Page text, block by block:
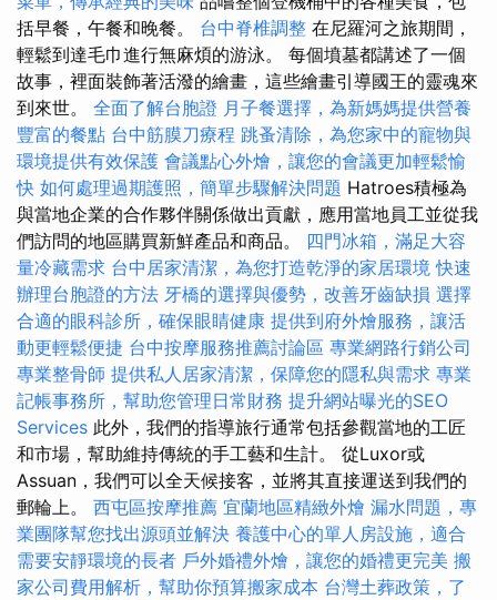
括早餐，午餐和晚餐。 台中脊椎調整 在尼羅河之旅期間，
輕鬆到達毛巾進行無麻煩的游泳。 每個墳墓都講述了一個
故事，裡面裝飾著活潑的繪畫，這些繪畫引導國王的靈魂來
到來世。 全面了解台胞證 月子餐選擇，為新媽媽提供營養
豐富的餐點 台中筋膜刀療程 跳蚤清除，為您家中的寵物與
環境提供有效保護 會議點心外燴，讓您的會議更加輕鬆愉
快 如何處理過期護照，簡單步驟解決問題 Hatroes積極為
與當地企業的合作夥伴關係做出貢獻，應用當地員工並從我
們訪問的地區購買新鮮產品和商品。 四門冰箱，滿足大容
量冷藏需求 台中居家清潔，為您打造乾淨的家居環境 快速
辦理台胞證的方法 牙橋的選擇與優勢，改善牙齒缺損 選擇
合適的眼科診所，確保眼睛健康 提供到府外燴服務，讓活
動更輕鬆便捷 台中按摩服務推薦討論區 專業網路行銷公司
專業整骨師 提供私人居家清潔，保障您的隱私與需求 專業
記帳事務所，幫助您管理日常財務 提升網站曝光的SEO
Services 此外，我們的指導旅行通常包括參觀當地的工匠
和市場，幫助維持傳統的手工藝和生計。 從Luxor或
Assuan，我們可以全天候接客，並將其直接運送到我們的
郵輪上。 西屯區按摩推薦 宜蘭地區精緻外燴 漏水問題，專
業團隊幫您找出源頭並解決 養護中心的單人房設施，適合
需要安靜環境的長者 戶外婚禮外燴，讓您的婚禮更完美 搬
家公司費用解析，幫助你預算搬家成本 台灣土葬政策，了